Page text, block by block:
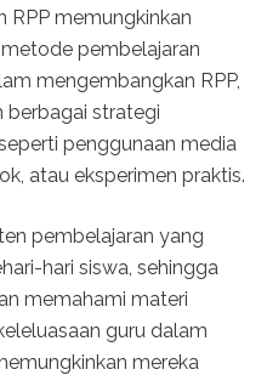
memungkinkan
pembelajaran
mengembangkan RPP,
berbagai strategi
penggunaan media
atau eksperimen praktis.
pembelajaran yang
hari siswa, sehingga
memahami materi
guru dalam
mereka